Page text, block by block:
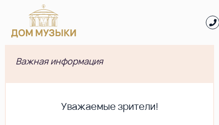
Важная информация
Уважаемые зрители!